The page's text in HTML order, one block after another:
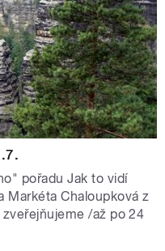
pořadu Jak to vidí
Markéta Chaloupková z
/až po 24